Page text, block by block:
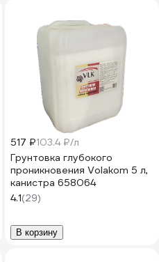
517 ₽103.4 ₽/л
Грунтовка глубокого
проникновения Volakom 5 л,
канистра 658064
4.1(29)
В корзину